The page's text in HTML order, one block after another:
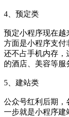
4、预定类
预定小程序现在越
方面是小程序支付
还不占手机内存，
的酒店、美容等服
5、建站类
公众号红利后期，
一步就是小程序建